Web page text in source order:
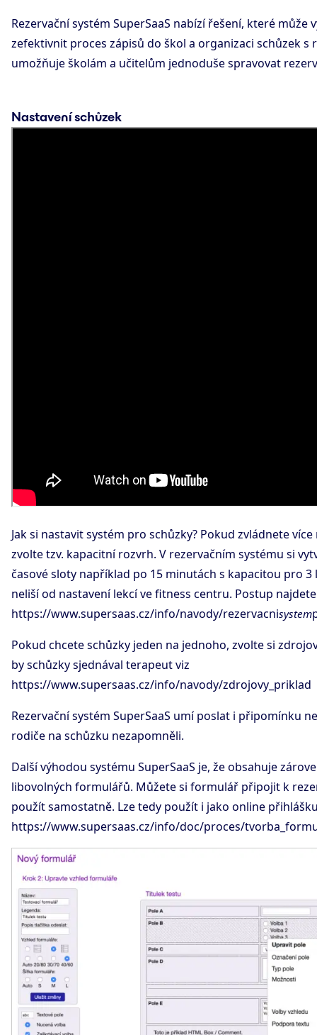
Rezervační systém SuperSaaS nabízí řešení, které může
zefektivnit proces zápisů do škol a organizaci schůzek s
umožňuje školám a učitelům jednoduše spravovat
Nastavení schůzek
Jak si nastavit systém pro schůzky? Pokud zvládnete
zvolte tzv. kapacitní rozvrh. V rezervačním systému si
časové sloty například po 15 minutách s kapacitou pro
neliší od nastavení lekcí ve fitness centru. Postup
https://www.supersaas.cz/info/navody/rezervacnisystem
Pokud chcete schůzky jeden na jednoho, zvolte si
by schůzky sjednával terapeut viz
https://www.supersaas.cz/info/navody/zdrojovy_priklad
Rezervační systém SuperSaaS umí poslat i připomínku
rodiče na schůzku nezapomněli.
Další výhodou systému SuperSaaS je, že obsahuje
libovolných formulářů. Můžete si formulář připojit k
použít samostatně. Lze tedy použít i jako online
https://www.supersaas.cz/info/doc/proces/